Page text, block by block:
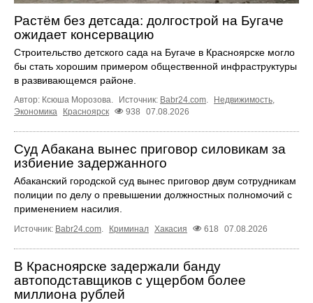
Растём без детсада: долгострой на Бугаче
ожидает консервацию
Строительство детского сада на Бугаче в Красноярске могло
бы стать хорошим примером общественной инфраструктуры
в развивающемся районе.
Автор: Ксюша Морозова. Источник: Babr24.com. Недвижимость,
Экономика
Красноярск 938 07.08.2026
Суд Абакана вынес приговор силовикам за
избиение задержанного
Абаканский городской суд вынес приговор двум сотрудникам
полиции по делу о превышении должностных полномочий с
применением насилия.
Источник: Babr24.com. Криминал Хакасия 618 07.08.2026
В Красноярске задержали банду
автоподставщиков с ущербом более
миллиона рублей